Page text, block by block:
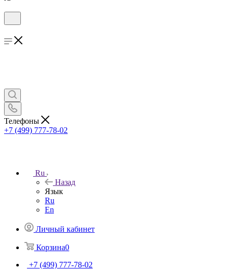
Телефоны
+7 (499) 777-78-02
Ru
Назад
Язык
Ru
En
Личный кабинет
Корзина0
+7 (499) 777-78-02